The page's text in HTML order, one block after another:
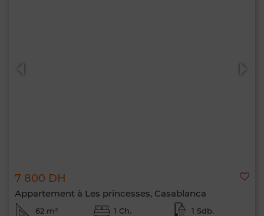
7 800 DH
Appartement à Les princesses, Casablanca
62 m² 1 Ch. 1 Sdb.